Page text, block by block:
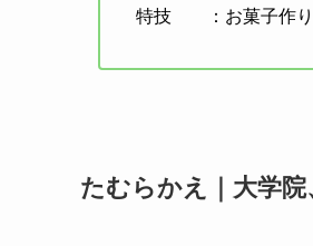
特技 ：お菓子作り
たむらかえ｜大学院